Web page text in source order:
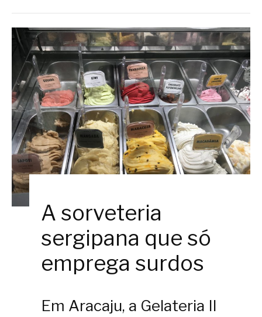
A sorveteria
sergipana que só
emprega surdos
Em Aracaju, a Gelateria Il